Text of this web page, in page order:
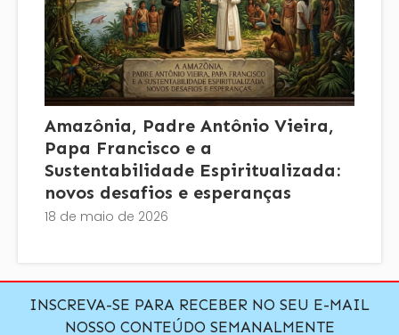
Amazônia, Padre Antônio Vieira,
Papa Francisco e a
Sustentabilidade Espiritualizada:
novos desafios e esperanças
18 de maio de 2026
INSCREVA-SE PARA RECEBER NO SEU E-MAIL
NOSSO CONTEÚDO SEMANALMENTE